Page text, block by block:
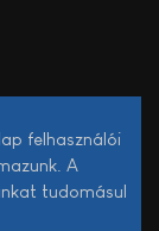
felhasználói
A
tudomásul